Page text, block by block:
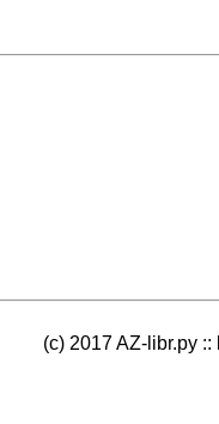
(c) 2017 AZ-libr.ру ::